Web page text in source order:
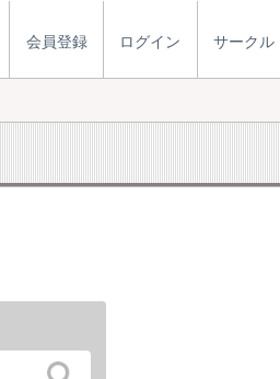
会員登録 ログイン サークル